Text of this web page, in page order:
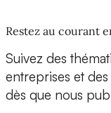
Restez au courant
Suivez des
entreprises et
dès que nous